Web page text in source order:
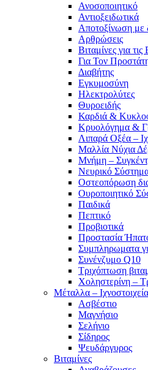
Ανοσοποιητικό
Αντιοξειδωτικά
Αποτοξίνωση με
Αρθρώσεις
Βιταμίνες για τις
Για Τον
Διαβήτης
Εγκυμοσύνη
Ηλεκτρολύτες
Θυροειδής
Καρδιά &
Κρυολόγημα &
Λιπαρά Οξέα –
Μαλλία Νύχια
Μνήμη –
Νευρικό
Οστεοπόρωση
Ουροποιητικό
Παιδικά
Πεπτικό
Προβιοτικά
Προστασία
Συμπληρωματα
Συνένζυμο Q10
Τριχόπτωση
Χοληστερίνη –
Μέταλλα – Ιχνοστοιχεία
Ασβέστιο
Μαγνήσιο
Σελήνιο
Σίδηρος
Ψευδάργυρος
Βιταμίνες